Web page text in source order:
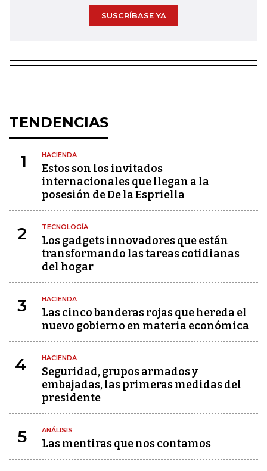
SUSCRÍBASE YA
TENDENCIAS
1 HACIENDA
Estos son los invitados
internacionales que llegan a la
posesión de De la Espriella
2 TECNOLOGÍA
Los gadgets innovadores que están
transformando las tareas cotidianas
del hogar
3 HACIENDA
Las cinco banderas rojas que hereda el
nuevo gobierno en materia económica
4 HACIENDA
Seguridad, grupos armados y
embajadas, las primeras medidas del
presidente
5 ANÁLISIS
Las mentiras que nos contamos